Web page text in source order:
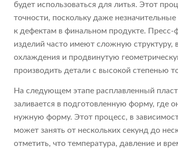
будет использоваться для литья. Этот
точности, поскольку даже
к дефектам в финальном продукте.
изделий часто имеют сложную
охлаждения и продвинутую
производить детали с высокой степенью
На следующем этапе расплавленный
заливается в подготовленную форму, где
нужную форму. Этот процесс, в
может занять от нескольких секунд до
отметить, что температура, давление и